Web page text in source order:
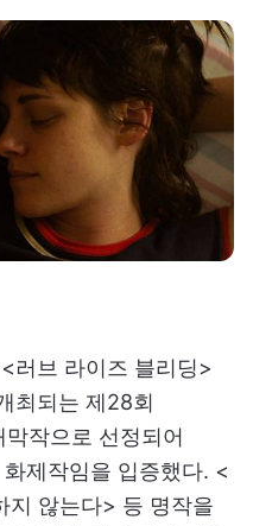
러브 라이즈 블리딩>
최되는 제28회
작으로 선정되어
제작임을 입증했다. <
지 않는다> 등 명작을